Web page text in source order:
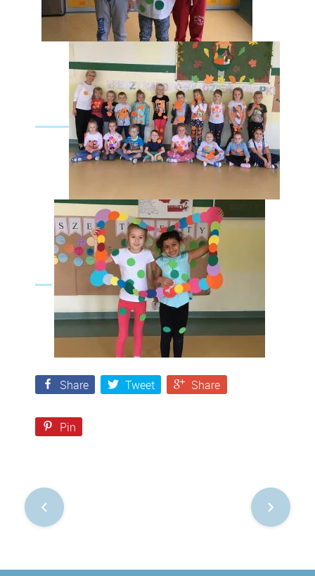
Share Tweet Share
Pin
Nawigacja